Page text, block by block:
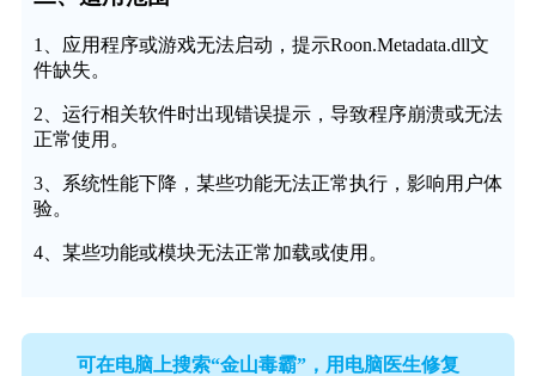
1、应用程序或游戏无法启动，提示Roon.Metadata.dll文
件缺失。
2、运行相关软件时出现错误提示，导致程序崩溃或无法
正常使用。
3、系统性能下降，某些功能无法正常执行，影响用户体
验。
4、某些功能或模块无法正常加载或使用。
可在电脑上搜索“金山毒霸”，用电脑医生修复